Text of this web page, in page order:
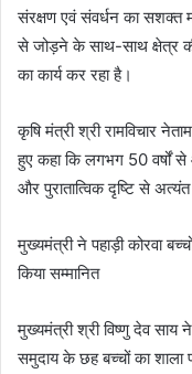
संरक्षण एवं संवर्धन का सशक्त
से जोड़ने के साथ-साथ क्षेत्र
का कार्य कर रहा है।
कृषि मंत्री श्री रामविचार
हुए कहा कि लगभग 50 वर्षों से
और पुरातात्विक दृष्टि से अत्यंत
मुख्यमंत्री ने पहाड़ी कोरवा
किया सम्मानित
मुख्यमंत्री श्री विष्णु देव साय
समुदाय के छह बच्चों का शाला